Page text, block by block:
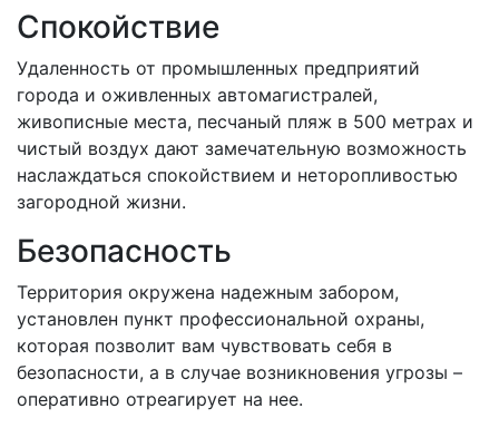
Спокойствие
Удаленность от промышленных предприятий
города и оживленных автомагистралей,
живописные места, песчаный пляж в 500 метрах и
чистый воздух дают замечательную возможность
наслаждаться спокойствием и неторопливостью
загородной жизни.
Безопасность
Территория окружена надежным забором,
установлен пункт профессиональной охраны,
которая позволит вам чувствовать себя в
безопасности, а в случае возникновения угрозы –
оперативно отреагирует на нее.